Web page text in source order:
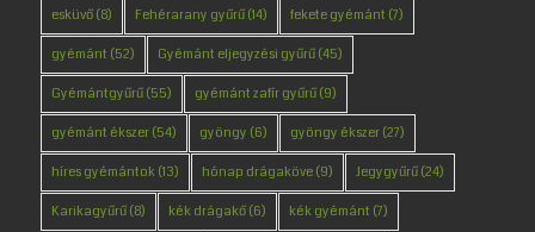
esküvő(8) Fehérarany gyűrű(14) fekete gyémánt (7)
gyémánt (52) Gyémánt eljegyzési gyűrű(45)
Gyémántgyűrű(55) gyémánt zafír gyűrű(9)
gyémánt ékszer(54) gyöngy (6) gyöngy ékszer(27)
híres gyémántok(13) hónap drágaköve(9) Jegygyűrű(24)
Karikagyűrű(8) kék drágakő(6) kék gyémánt (7)